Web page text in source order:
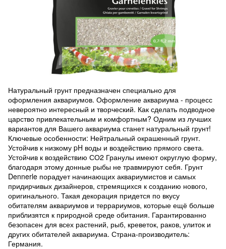
Натуральный грунт предназначен специально для
оформления аквариумов. Оформление аквариума - процесс
невероятно интересный и творческий. Как сделать подводное
царство привлекательным и комфортным? Одним из лучших
вариантов для Вашего аквариума станет натуральный грунт!
Ключевые особенности: Нейтральный окрашенный грунт.
Устойчив к низкому pH воды и воздействию прямого света.
Устойчив к воздействию СО2 Гранулы имеют округлую форму,
благодаря этому донные рыбы не травмируют себя. Грунт
Dennerle порадует начинающих аквариумистов и самых
придирчивых дизайнеров, стремящихся к созданию нового,
оригинального. Такая декорация придется по вкусу
обитателям аквариумов и террариумов, которые ещё больше
приблизятся к природной среде обитания. Гарантированно
безопасен для всех растений, рыб, креветок, раков, улиток и
других обитателей аквариума. Страна-производитель:
Германия.